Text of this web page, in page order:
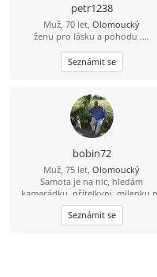
petr1238
Muž, 70 let, Olomoucký
ženu pro lásku a pohodu ....
Seznámit se
bobin72
Muž, 75 let, Olomoucký
Samota je na nic, hledám
kamarádku, přítelkyni, milenku
kulturu, výlety welness
Seznámit se